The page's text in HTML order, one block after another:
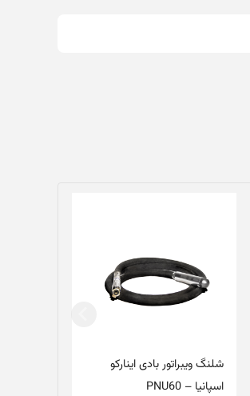
شلنگ ویبراتور بادی اینارکو
اسپانیا – PNU60